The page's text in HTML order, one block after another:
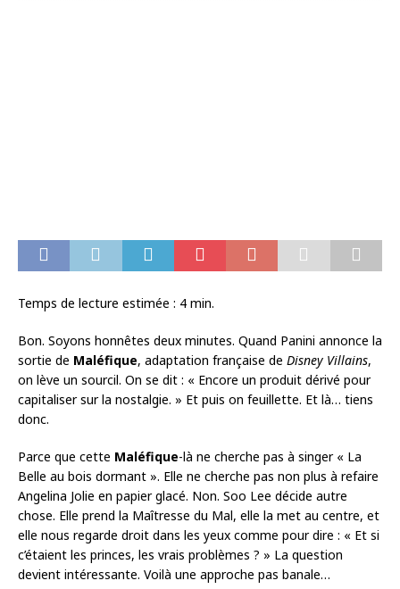
Temps de lecture estimée : 4 min.
Bon. Soyons honnêtes deux minutes. Quand Panini annonce la
sortie de Maléfique, adaptation française de Disney Villains,
on lève un sourcil. On se dit : « Encore un produit dérivé pour
capitaliser sur la nostalgie. » Et puis on feuillette. Et là… tiens
donc.
Parce que cette Maléfique-là ne cherche pas à singer « La
Belle au bois dormant ». Elle ne cherche pas non plus à refaire
Angelina Jolie en papier glacé. Non. Soo Lee décide autre
chose. Elle prend la Maîtresse du Mal, elle la met au centre, et
elle nous regarde droit dans les yeux comme pour dire : « Et si
c’étaient les princes, les vrais problèmes ? » La question
devient intéressante. Voilà une approche pas banale…